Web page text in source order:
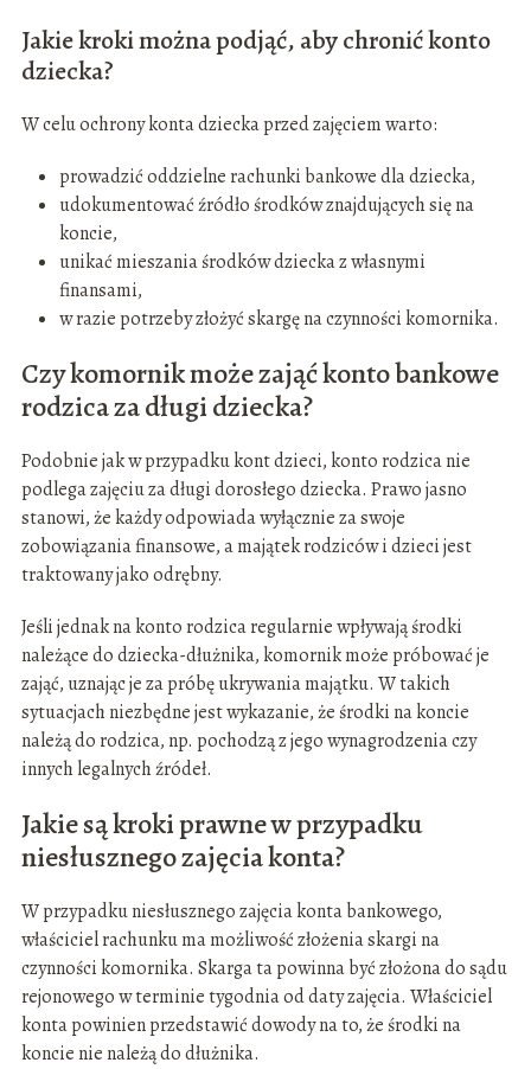
Jakie kroki można podjąć, aby chronić konto
dziecka?
W celu ochrony konta dziecka przed zajęciem warto:
prowadzić oddzielne rachunki bankowe dla dziecka,
udokumentować źródło środków znajdujących się na
koncie,
unikać mieszania środków dziecka z własnymi
finansami,
w razie potrzeby złożyć skargę na czynności komornika.
Czy komornik może zająć konto bankowe
rodzica za długi dziecka?
Podobnie jak w przypadku kont dzieci, konto rodzica nie
podlega zajęciu za długi dorosłego dziecka. Prawo jasno
stanowi, że każdy odpowiada wyłącznie za swoje
zobowiązania finansowe, a majątek rodziców i dzieci jest
traktowany jako odrębny.
Jeśli jednak na konto rodzica regularnie wpływają środki
należące do dziecka-dłużnika, komornik może próbować je
zająć, uznając je za próbę ukrywania majątku. W takich
sytuacjach niezbędne jest wykazanie, że środki na koncie
należą do rodzica, np. pochodzą z jego wynagrodzenia czy
innych legalnych źródeł.
Jakie są kroki prawne w przypadku
niesłusznego zajęcia konta?
W przypadku niesłusznego zajęcia konta bankowego,
właściciel rachunku ma możliwość złożenia skargi na
czynności komornika. Skarga ta powinna być złożona do sądu
rejonowego w terminie tygodnia od daty zajęcia. Właściciel
konta powinien przedstawić dowody na to, że środki na
koncie nie należą do dłużnika.